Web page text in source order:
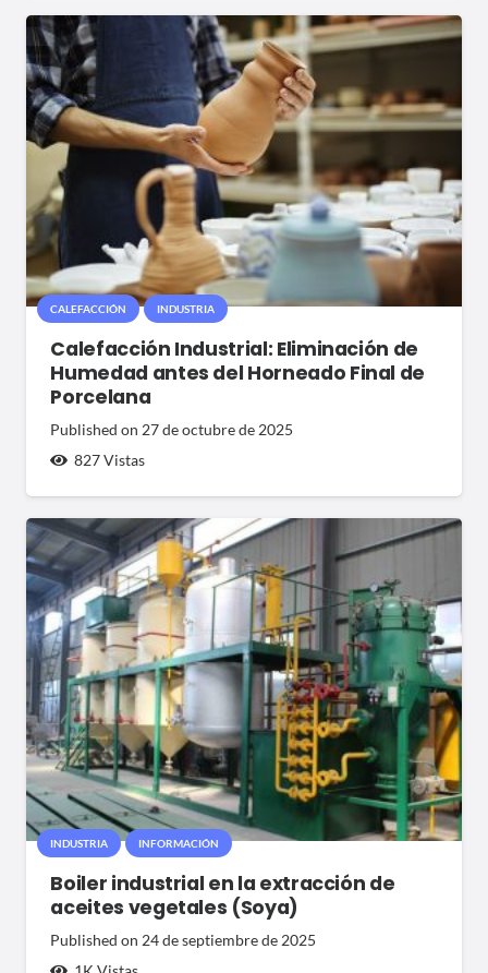
CALEFACCIÓN INDUSTRIA
Calefacción Industrial: Eliminación de
Humedad antes del Horneado Final de
Porcelana
Published on 27 de octubre de 2025
827Vistas
INDUSTRIA INFORMACIÓN
Boiler industrial en la extracción de
aceites vegetales (Soya)
Published on 24 de septiembre de 2025